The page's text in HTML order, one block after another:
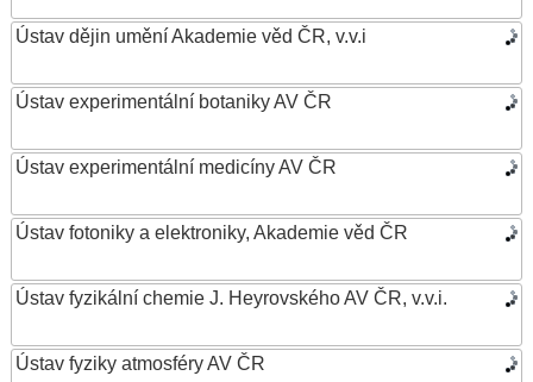
Ústav dějin umění Akademie věd ČR, v.v.i
Ústav experimentální botaniky AV ČR
Ústav experimentální medicíny AV ČR
Ústav fotoniky a elektroniky, Akademie věd ČR
Ústav fyzikální chemie J. Heyrovského AV ČR, v.v.i.
Ústav fyziky atmosféry AV ČR